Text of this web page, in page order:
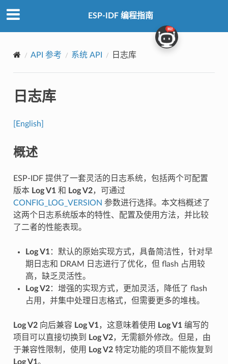
ESP-IDF 编程指南
API 参考 系统 API 日志库
日志库
[English]
概述
ESP-IDF 提供了一套灵活的日志系统，包括两个可配置
版本 Log V1和 Log V2，可通过
CONFIG_LOG_VERSION 参数进行选择。本文档概述了
这两个日志系统版本的特性、配置及使用方法，并比较
了二者的性能表现。
Log V1：默认的原始实现方式，具备简洁性，针对早
期日志和 DRAM 日志进行了优化，但 flash 占用较
高，缺乏灵活性。
Log V2：增强的实现方式，更加灵活，降低了 flash
占用，并集中处理日志格式，但需要更多的堆栈。
Log V2向后兼容 Log V1，这意味着使用 Log V1编写的
项目可以直接切换到
Log V2，无需额外修改。但是，由
于兼容性限制，使用
Log V2特定功能的项目不能恢复到
Log V1。